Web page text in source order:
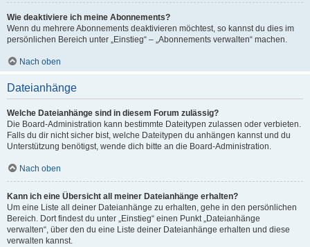
Wie deaktiviere ich meine Abonnements?
Wenn du mehrere Abonnements deaktivieren möchtest, so kannst du dies im
persönlichen Bereich unter „Einstieg“ – „Abonnements verwalten“ machen.
Nach oben
Dateianhänge
Welche Dateianhänge sind in diesem Forum zulässig?
Die Board-Administration kann bestimmte Dateitypen zulassen oder verbieten.
Falls du dir nicht sicher bist, welche Dateitypen du anhängen kannst und du
Unterstützung benötigst, wende dich bitte an die Board-Administration.
Nach oben
Kann ich eine Übersicht all meiner Dateianhänge erhalten?
Um eine Liste all deiner Dateianhänge zu erhalten, gehe in den persönlichen
Bereich. Dort findest du unter „Einstieg“ einen Punkt „Dateianhänge
verwalten“, über den du eine Liste deiner Dateianhänge erhalten und diese
verwalten kannst.